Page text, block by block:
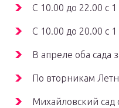
С 10.00 до 22.00 с
С 10.00 до 20.00 с
В апреле оба сада
По вторникам
Михайловский сад